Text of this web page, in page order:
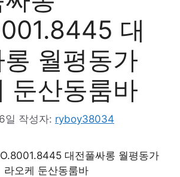
대
월평동가
둔산동룸바
일 작성자: ryboy38034
대전풀싸롱 월평동가
라오케 둔산동룸바